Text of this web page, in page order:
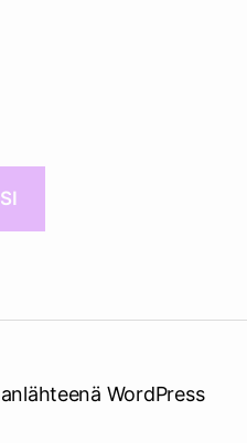
WordPress